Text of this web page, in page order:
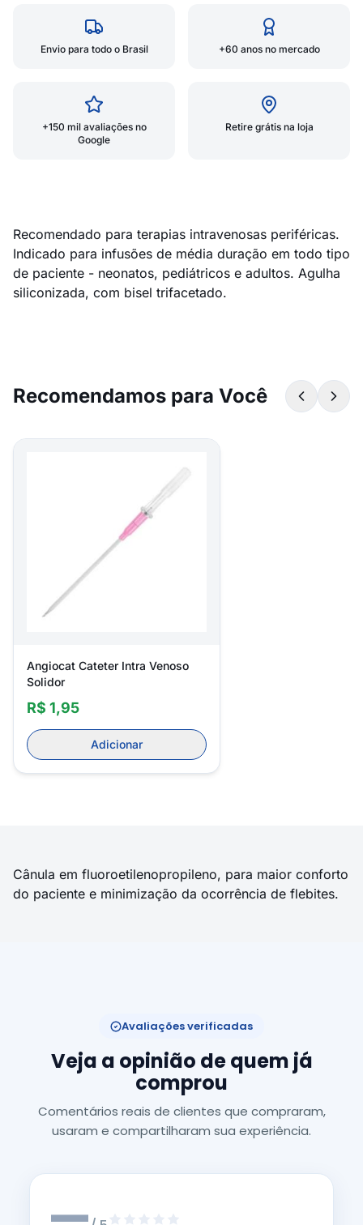
Envio para todo o Brasil +60 anos no mercado
+150 mil avaliações no
Google
Retire grátis na loja
Recomendado para terapias intravenosas periféricas.
Indicado para infusões de média duração em todo tipo
de paciente - neonatos, pediátricos e adultos. Agulha
siliconizada, com bisel trifacetado.
Recomendamos para Você
Angiocat Cateter Intra Venoso
Solidor
R$ 1,95
Adicionar
Cânula em fluoroetilenopropileno, para maior conforto
do paciente e minimização da ocorrência de flebites.
Avaliações verificadas
Veja a opinião de quem já
comprou
Comentários reais de clientes que compraram,
usaram e compartilharam sua experiência.